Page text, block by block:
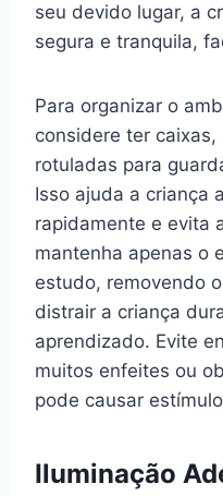
seu devido lugar, a
segura e tranquila,
Para organizar o
considere ter
rotuladas para
Isso ajuda a criança
rapidamente e evita
mantenha apenas o
estudo, removendo
distrair a criança
aprendizado. Evite
muitos enfeites ou
pode causar
Iluminação